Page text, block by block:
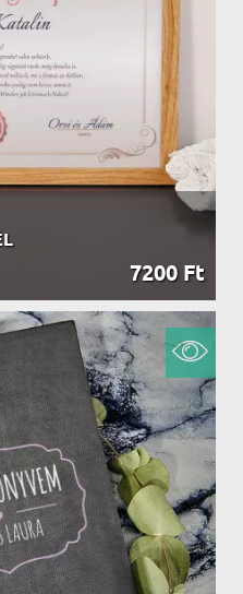
7200 Ft